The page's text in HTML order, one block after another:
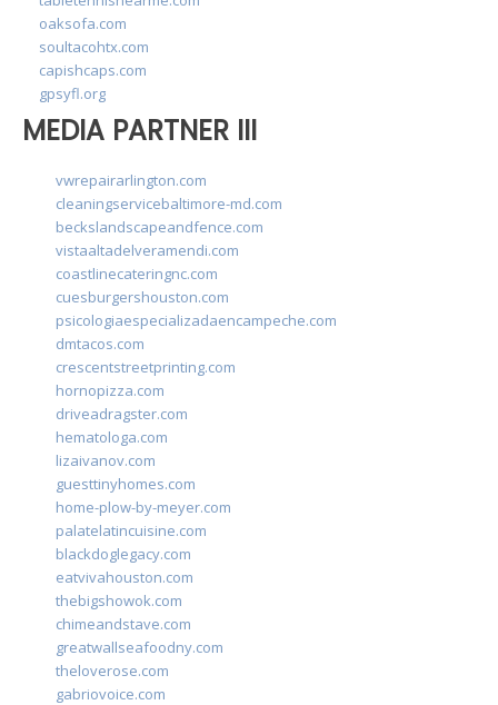
oaksofa.com
soultacohtx.com
capishcaps.com
gpsyfl.org
MEDIA PARTNER III
vwrepairarlington.com
cleaningservicebaltimore-md.com
beckslandscapeandfence.com
vistaaltadelveramendi.com
coastlinecateringnc.com
cuesburgershouston.com
psicologiaespecializadaencampeche.com
dmtacos.com
crescentstreetprinting.com
hornopizza.com
driveadragster.com
hematologa.com
lizaivanov.com
guesttinyhomes.com
home-plow-by-meyer.com
palatelatincuisine.com
blackdoglegacy.com
eatvivahouston.com
thebigshowok.com
chimeandstave.com
greatwallseafoodny.com
theloverose.com
gabriovoice.com